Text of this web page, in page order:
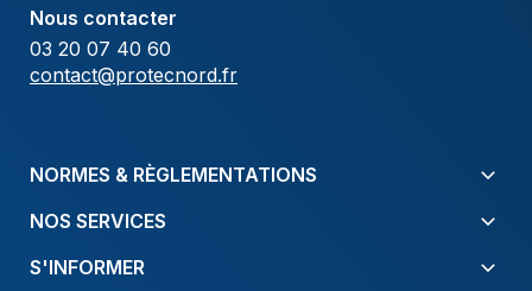
Nous contacter
03 20 07 40 60
contact@protecnord.fr
NORMES & RÈGLEMENTATIONS
NOS SERVICES
S'INFORMER